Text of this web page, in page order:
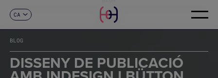
CA
FR
DE
IT
PT
CONTACTE
BLOG
DISSENY DE PUBLICACIÓ